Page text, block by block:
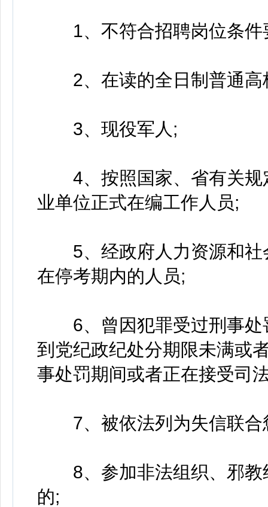
1、不符合招聘岗位条件
2、在读的全日制普通高
3、现役军人;
4、按照国家、省有关规
业单位正式在编工作人员;
5、经政府人力资源和社
在停考期内的人员;
6、曾因犯罪受过刑事处
到党纪政纪处分期限未满或
事处罚期间或者正在接受司
7、被依法列为失信联合
8、参加非法组织、邪教
的;